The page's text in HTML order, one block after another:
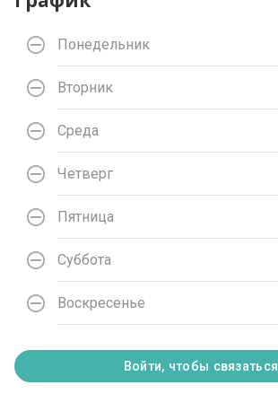
Понедельник
Вторник
Среда
Четверг
Пятница
Суббота
Воскресенье
Войти, чтобы связаться